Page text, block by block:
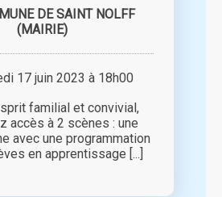
DE SAINT NOLFF
(MAIRIE)
17 juin 2023 à 18h00
familial et convivial,
accès à 2 scènes : une
avec une programmation
en apprentissage [...]